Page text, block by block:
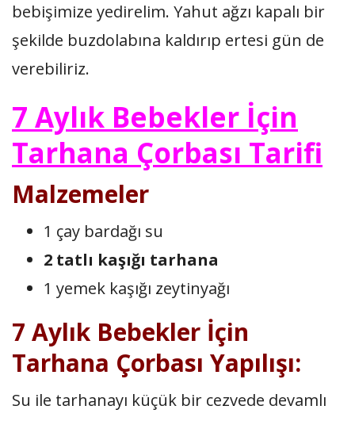
bebişimize yedirelim. Yahut ağzı kapalı bir
şekilde buzdolabına kaldırıp ertesi gün de
verebiliriz.
7 Aylık Bebekler İçin
Tarhana Çorbası Tarifi
Malzemeler
1 çay bardağı su
2 tatlı kaşığı tarhana
1 yemek kaşığı zeytinyağı
7 Aylık Bebekler İçin
Tarhana Çorbası Yapılışı:
Su ile tarhanayı küçük bir cezvede devamlı